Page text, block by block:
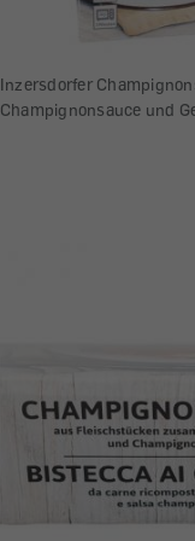
Inzersdorfer
Champignonsauce und